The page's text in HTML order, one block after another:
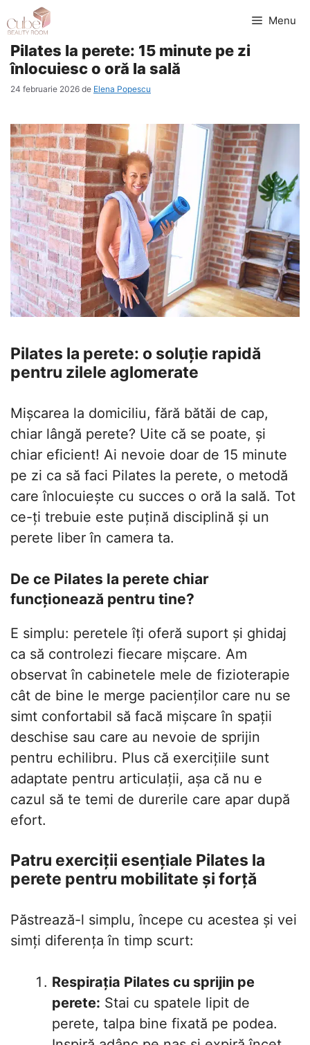
la
conținut
Menu
Pilates la perete: 15 minute pe zi
înlocuiesc o oră la sală
24 februarie 2026 de Elena Popescu
Pilates la perete: o soluție rapidă
pentru zilele aglomerate
Mișcarea la domiciliu, fără bătăi de cap,
chiar lângă perete? Uite că se poate, și
chiar eficient! Ai nevoie doar de 15 minute
pe zi ca să faci Pilates la perete, o metodă
care înlocuiește cu succes o oră la sală. Tot
ce-ți trebuie este puțină disciplină și un
perete liber în camera ta.
De ce Pilates la perete chiar
funcționează pentru tine?
E simplu: peretele îți oferă suport și ghidaj
ca să controlezi fiecare mișcare. Am
observat în cabinetele mele de fizioterapie
cât de bine le merge pacienților care nu se
simt confortabil să facă mișcare în spații
deschise sau care au nevoie de sprijin
pentru echilibru. Plus că exercițiile sunt
adaptate pentru articulații, așa că nu e
cazul să te temi de durerile care apar după
efort.
Patru exerciții esențiale Pilates la
perete pentru mobilitate și forță
Păstrează-l simplu, începe cu acestea și vei
simți diferența în timp scurt:
Respirația Pilates cu sprijin pe
perete: Stai cu spatele lipit de
perete, talpa bine fixată pe podea.